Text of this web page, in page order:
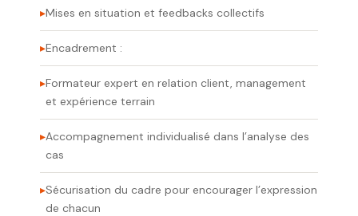
Mises en situation et feedbacks collectifs
Encadrement :
Formateur expert en relation client, management
et expérience terrain
Accompagnement individualisé dans l’analyse des
cas
Sécurisation du cadre pour encourager l’expression
de chacun